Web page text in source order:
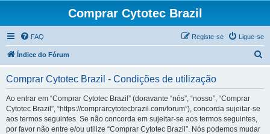
Comprar Cytotec Brazil
FAQ Ligue-se
Registe-se
Índice do Fórum
Comprar Cytotec Brazil - Condições de utilização
Ao entrar em “Comprar Cytotec Brazil” (doravante “nós”, “nosso”, “Comprar
Cytotec Brazil”, “https://comprarcytotecbrazil.com/forum”), concorda sujeitar-se
aos termos seguintes. Se não concorda em sujeitar-se aos termos seguintes,
por favor não entre e/ou utilize “Comprar Cytotec Brazil”. Nós podemos mudar